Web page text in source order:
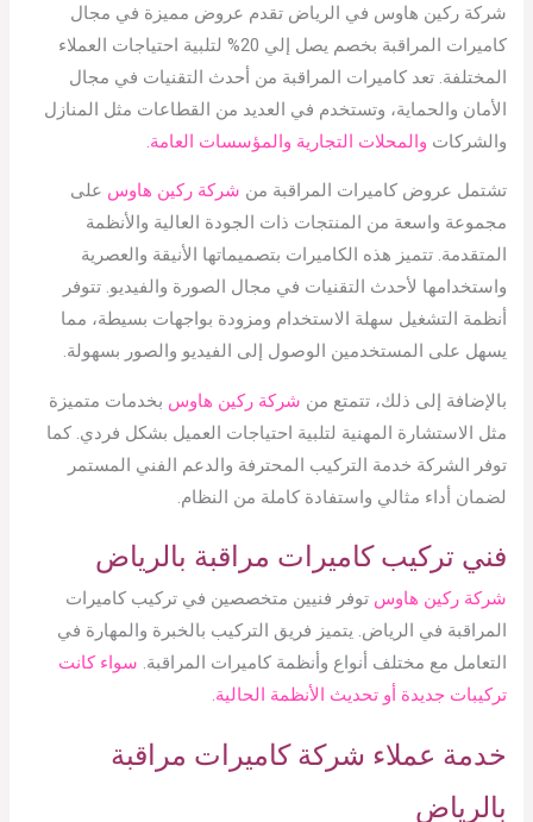
شركة ركين هاوس في الرياض تقدم عروض مميزة في مجال
كاميرات المراقبة بخصم يصل إلي 20% لتلبية احتياجات العملاء
المختلفة. تعد كاميرات المراقبة من أحدث التقنيات في مجال
الأمان والحماية، وتستخدم في العديد من القطاعات مثل المنازل
والشركات والمحلات التجارية والمؤسسات العامة.
تشتمل عروض كاميرات المراقبة من شركة ركين هاوس على
مجموعة واسعة من المنتجات ذات الجودة العالية والأنظمة
المتقدمة. تتميز هذه الكاميرات بتصميماتها الأنيقة والعصرية
واستخدامها لأحدث التقنيات في مجال الصورة والفيديو. تتوفر
أنظمة التشغيل سهلة الاستخدام ومزودة بواجهات بسيطة، مما
يسهل على المستخدمين الوصول إلى الفيديو والصور بسهولة.
بالإضافة إلى ذلك، تتمتع من شركة ركين هاوس بخدمات متميزة
مثل الاستشارة المهنية لتلبية احتياجات العميل بشكل فردي. كما
توفر الشركة خدمة التركيب المحترفة والدعم الفني المستمر
لضمان أداء مثالي واستفادة كاملة من النظام.
فني تركيب كاميرات مراقبة بالرياض
شركة ركين هاوس توفر فنيين متخصصين في تركيب كاميرات
المراقبة في الرياض. يتميز فريق التركيب بالخبرة والمهارة في
التعامل مع مختلف أنواع وأنظمة كاميرات المراقبة. سواء كانت
تركيبات جديدة أو تحديث الأنظمة الحالية.
خدمة عملاء شركة كاميرات مراقبة
بالرياض